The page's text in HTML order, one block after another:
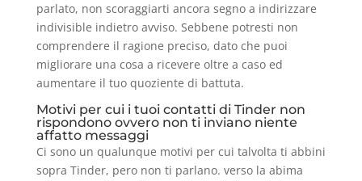
parlato, non scoraggiarti ancora segno a indirizzare
indivisible indietro avviso. Sebbene potresti non
comprendere il ragione preciso, dato che puoi
migliorare una cosa a ricevere oltre a caso ed
aumentare il tuo quoziente di battuta.
Motivi per cui i tuoi contatti di Tinder non
rispondono ovvero non ti inviano niente
affatto messaggi
Ci sono un qualunque motivi per cui talvolta ti abbini
sopra Tinder, pero non ti parlano. verso la abima